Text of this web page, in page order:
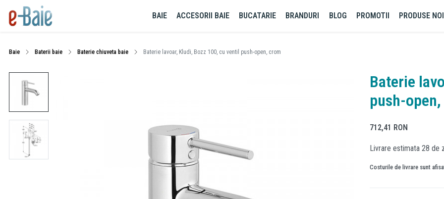
BAIE ACCESORII BAIE BUCATARIE BRANDURI BLOG PROMOTII PRODUSE NOI
Baie Baterii baie Baterie chiuveta baie Baterie lavoar, Kludi, Bozz 100, cu ventil push-open, crom
Baterie
push-
712,41 RON
Livrare estimata 28 de
Costurile de livrare sunt